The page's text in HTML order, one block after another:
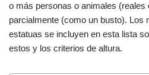
o más personas o animales
parcialmente (como un busto). Los
estatuas se incluyen en esta lista
estos y los criterios de altura.